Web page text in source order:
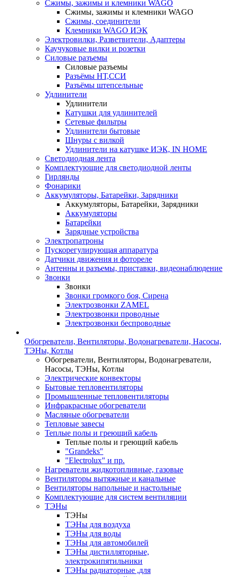
Сжимы, зажимы и клемники WAGO
Сжимы, зажимы и клемники WAGO
Сжимы, соединители
Клемники WAGO ИЭК
Электровилки, Разветвители, Адаптеры
Каучуковые вилки и розетки
Силовые разъемы
Силовые разъемы
Разъёмы НТ,ССИ
Разъёмы штепсельные
Удлинители
Удлинители
Катушки для удлинителей
Сетевые фильтры
Удлинители бытовые
Шнуры с вилкой
Удлинители на катушке ИЭК, IN HOME
Светодиодная лента
Комплектующие для светодиодной ленты
Гирлянды
Фонарики
Аккумуляторы, Батарейки, Зарядники
Аккумуляторы, Батарейки, Зарядники
Аккумуляторы
Батарейки
Зарядные устройства
Электропатроны
Пускорегулирующая аппаратура
Датчики движения и фотореле
Антенны и разъемы, приставки, видеонаблюдение
Звонки
Звонки
Звонки громкого боя, Сирена
Электрозвонки ZAMEL
Электрозвонки проводные
Электрозвонки беспроводные
Обогреватели, Вентиляторы, Водонагреватели, Насосы,
ТЭНы, Котлы
Обогреватели, Вентиляторы, Водонагреватели,
Насосы, ТЭНы, Котлы
Электрические конвекторы
Бытовые тепловентиляторы
Промышленные тепловентиляторы
Инфракрасные обогреватели
Масляные обогреватели
Тепловые завесы
Теплые полы и греющий кабель
Теплые полы и греющий кабель
"Grandeks"
"Electrolux" и пр.
Нагреватели жидкотопливные, газовые
Вентиляторы вытяжные и канальные
Вентиляторы напольные и настольные
Комплектующие для систем вентиляции
ТЭНы
ТЭНы
ТЭНы для воздуха
ТЭНы для воды
ТЭНы для автомобилей
ТЭНы дистилляторные,
электрокипятильники
ТЭНы радиаторные ,для